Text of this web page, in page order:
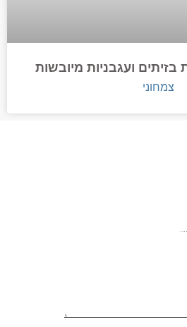
ועגבניות מיובשות
צמחוני